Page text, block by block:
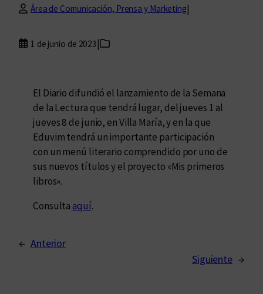
Área de Comunicación, Prensa y Marketing|
1 de junio de 2023 |
El Diario difundió el lanzamiento de la Semana
de la Lectura que tendrá lugar, del jueves 1 al
jueves 8 de junio, en Villa María, y en la que
Eduvim tendrá un importante participación
con un menú literario comprendido por uno de
sus nuevos títulos y el proyecto «Mis primeros
libros».
Consulta aquí.
← Anterior
Siguiente →